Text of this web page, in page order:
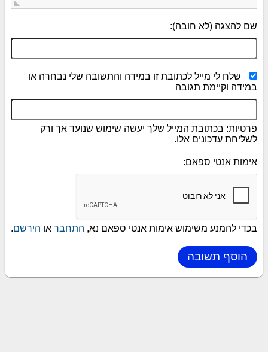
שם להצגה (לא חובה):
שלח לי מייל לכתובת זו במידה והתשובה שלי נבחרה או
במידה וקיימת תגובה
פרטיות: בכתובת המייל שלך יעשה שימוש שנועד אך ורק
לשליחת עדכונים אלו.
אימות אנטי ספאם:
בכדי להמנע משימוש אימות אנטי ספאם נא, התחבר או הירשם.